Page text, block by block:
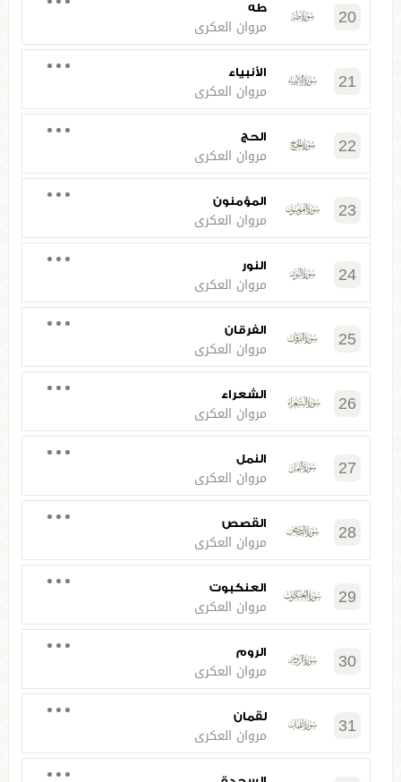
20 طه
مروان العكري
21 الأنبياء
مروان العكري
22 الحج
مروان العكري
23 المؤمنون
مروان العكري
24 النور
مروان العكري
25 الفرقان
مروان العكري
26 الشعراء
مروان العكري
27 النمل
مروان العكري
28 القصص
مروان العكري
29 العنكبوت
مروان العكري
30 الروم
مروان العكري
31 لقمان
مروان العكري